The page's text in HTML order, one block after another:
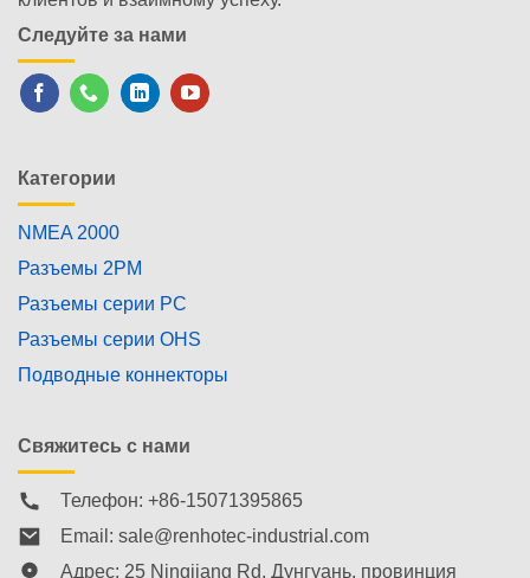
Следуйте за нами
Категории
NMEA 2000
Разъемы 2PM
Разъемы серии PC
Разъемы серии OHS
Подводные коннекторы
Свяжитесь с нами
Телефон: +86-15071395865
Email: sale@renhotec-industrial.com
Адрес: 25 Ningjiang Rd, Дунгуань, провинция